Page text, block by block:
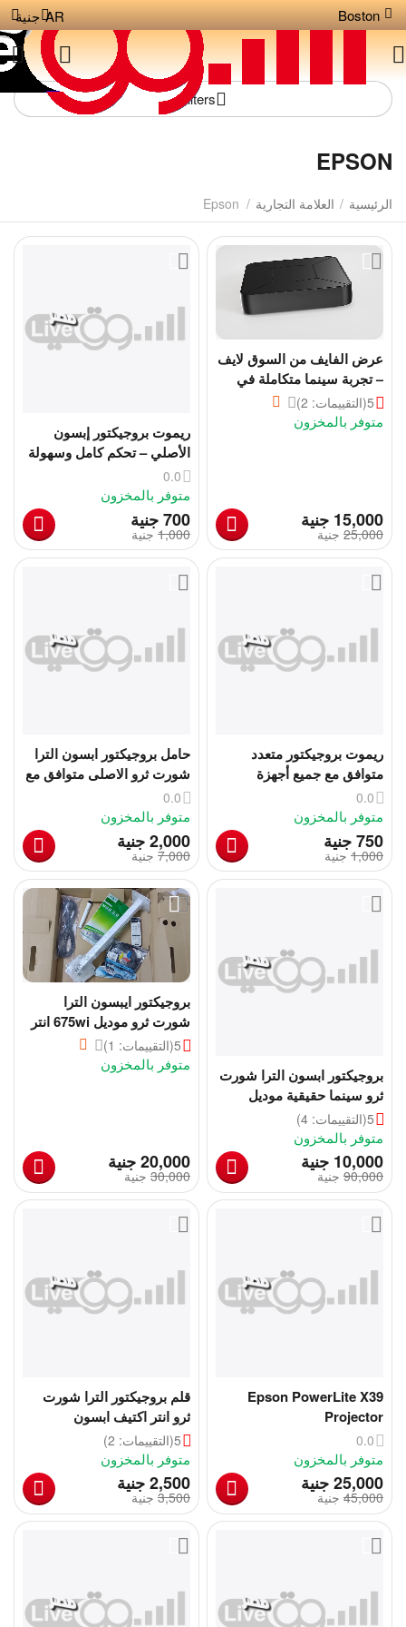
Boston جنية AR
Filters
EPSON
الرئيسية / العلامة التجارية /
Epson
عرض الفايف من السوق لايف
– تجربة سينما متكاملة في
بيتك
5(التقييمات: 2)
متوفر بالمخزون
جنية 15,000
جنية 25,000
ريموت بروجيكتور إبسون
الأصلي – تحكم كامل وسهولة
استخدام
0.0
متوفر بالمخزون
جنية‎‍700‍
جنية‎1,000
ريموت بروجيكتور متعدد
متوافق مع جميع أجهزة
البروجيكتور
0.0
متوفر بالمخزون
جنية‍750‍
جنية‎1,000
حامل بروجيكتور ابسون الترا
شورت ثرو الاصلى متوافق مع
أقصى صورة بأقل مساحة
0.0
متوفر بالمخزون
جنية‎2,000
جنية ‎7,000
بروجيكتور ابسون الترا شورت
ثرو سينما حقيقية موديل
Epson projector eb-675w
5(التقييمات: 4)
متوفر بالمخزون
جنية 10,000
جنية 90,000
بروجيكتور ايبسون الترا
شورت ثرو موديل 675wi انتر
أكتيف | Epson eb-675wi
5(التقييمات: 1)
متوفر بالمخزون
جنية‎20,000
جنية ‎30,000
Epson PowerLite X39
Projector
0.0
متوفر بالمخزون
جنية25,000
جنية 45,000
قلم بروجيكتور الترا شورت
ثرو انتر اكتيف ابسون
5(التقييمات: 2)
متوفر بالمخزون
جنية‎2,500
جنية ‎3,500